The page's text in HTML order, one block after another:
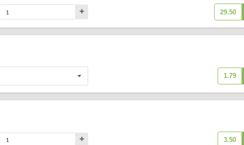
29.50
1.79
3.50